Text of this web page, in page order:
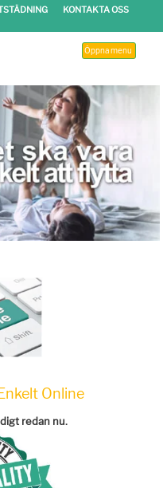
KONTAKTA OSS
Öppna menu
Online
redan nu.